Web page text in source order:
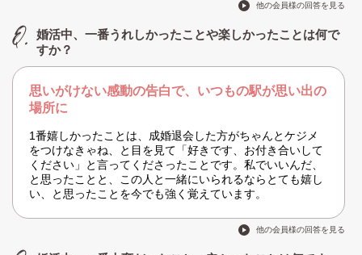
他の会員様の回答を見る
婚活中、一番うれしかったことや楽しかったことは何で
すか？
思いがけない感動の告白で、いつもの駅が思い出の
場所に
1番嬉しかったことは、成婚退会した方がちゃんとケジメ
をつけなきゃね、と目を見て「好きです、お付き合いして
ください」と言ってくださったことです。私でいいんだ、
と思ったことと、この人と一緒にいられるならとても嬉し
い、と思ったことを今でも強く覚えています。
他の会員様の回答を見る